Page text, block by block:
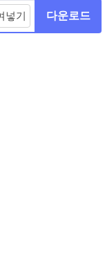
넣기 다운로드